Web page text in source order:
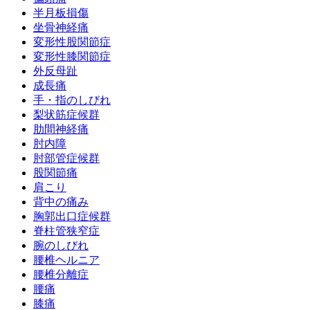
半月板損傷
坐骨神経痛
変形性股関節症
変形性膝関節症
外反母趾
成長痛
手・指のしびれ
梨状筋症候群
肋間神経痛
肘内障
肘部管症候群
股関節痛
肩こり
背中の痛み
胸郭出口症候群
脊柱管狭窄症
腕のしびれ
腰椎ヘルニア
腰椎分離症
腰痛
膝痛